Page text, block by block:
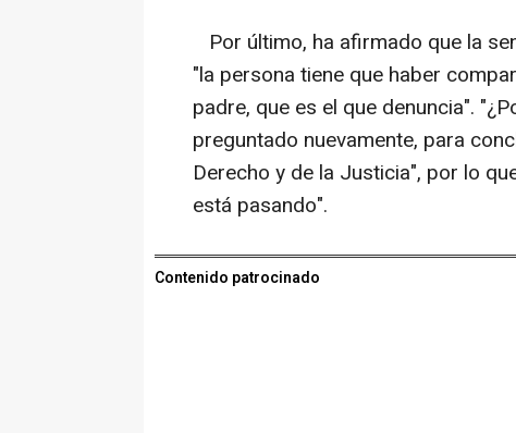
Por último, ha afirmado que la
"la persona tiene que haber
padre, que es el que denuncia".
preguntado nuevamente, para
Derecho y de la Justicia", por lo
está pasando".
Contenido patrocinado